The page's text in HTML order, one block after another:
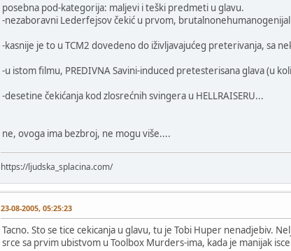
posebna pod-kategorija: maljevi i teški predmeti u glavu.
-nezaboravni Lederfejsov čekić u prvom,
-kasnije je to u TCM2 dovedeno do iživljavajućeg preterivanja, sa
-u istom filmu, PREDIVNA Savini-induced pretesterisana glava (u
-desetine čekićanja kod zlosrećnih svingera u HELLRAISERU...
ne, ovoga ima bezbroj, ne mogu više....
https://ljudska_splacina.com/
23-08-2005, 05:25:23
Tacno. Sto se tice cekicanja u glavu, tu je Tobi Huper nenadjebiv.
srce sa prvim ubistvom u Toolbox Murders-ima, kada je manijak